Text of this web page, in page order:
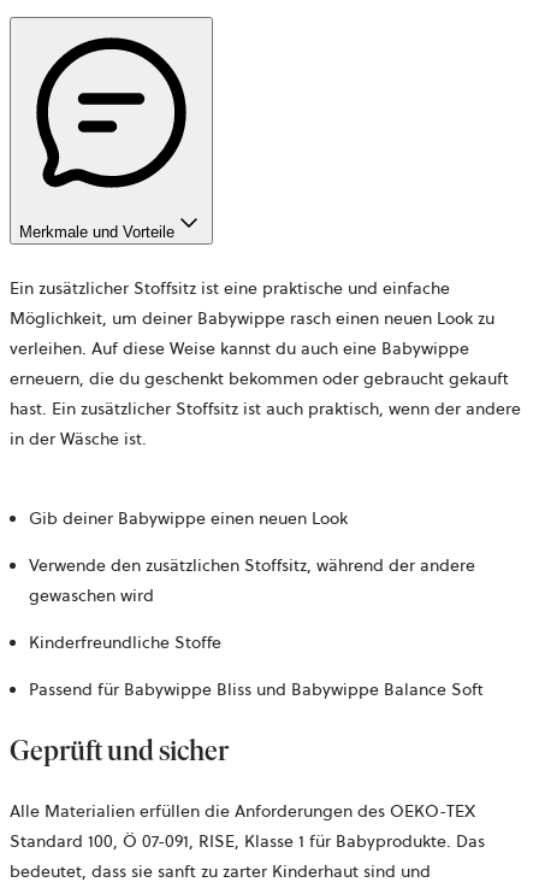
Merkmale und Vorteile
Ein zusätzlicher Stoffsitz ist eine praktische und einfache
Möglichkeit, um deiner Babywippe rasch einen neuen Look zu
verleihen. Auf diese Weise kannst du auch eine Babywippe
erneuern, die du geschenkt bekommen oder gebraucht gekauft
hast. Ein zusätzlicher Stoffsitz ist auch praktisch, wenn der andere
in der Wäsche ist.
Gib deiner Babywippe einen neuen Look
Verwende den zusätzlichen Stoffsitz, während der andere
gewaschen wird
Kinderfreundliche Stoffe
Passend für Babywippe Bliss und Babywippe Balance Soft
Geprüft und sicher
Alle Materialien erfüllen die Anforderungen des OEKO-TEX
Standard 100, Ö 07-091, RISE, Klasse 1 für Babyprodukte. Das
bedeutet, dass sie sanft zu zarter Kinderhaut sind und